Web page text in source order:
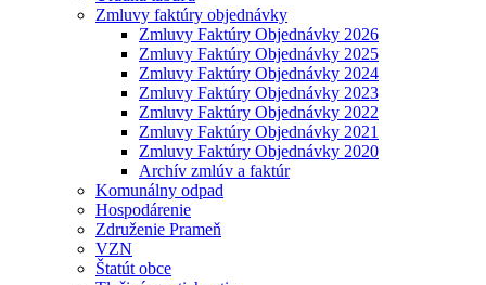
Zmluvy faktúry objednávky
Zmluvy Faktúry Objednávky 2026
Zmluvy Faktúry Objednávky 2025
Zmluvy Faktúry Objednávky 2024
Zmluvy Faktúry Objednávky 2023
Zmluvy Faktúry Objednávky 2022
Zmluvy Faktúry Objednávky 2021
Zmluvy Faktúry Objednávky 2020
Archív zmlúv a faktúr
Komunálny odpad
Hospodárenie
Združenie Prameň
VZN
Štatút obce